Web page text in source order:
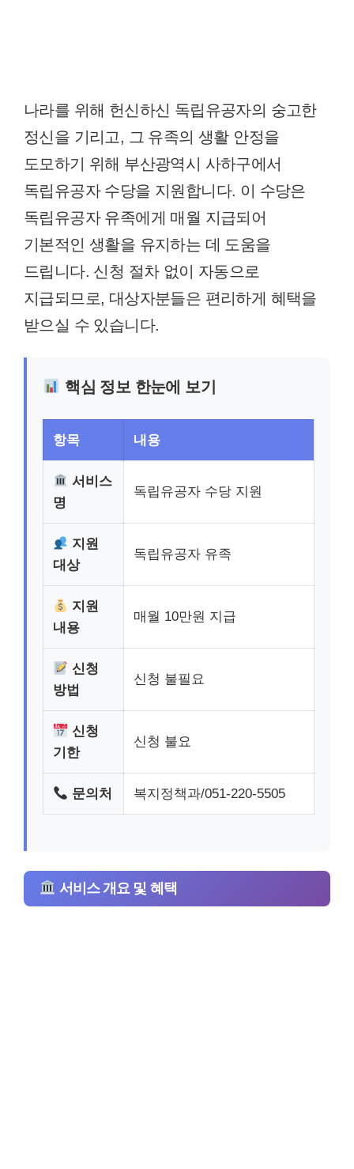
나라를 위해 헌신하신 독립유공자의 숭고한
정신을 기리고, 그 유족의 생활 안정을
도모하기 위해 부산광역시 사하구에서
독립유공자 수당을 지원합니다. 이 수당은
독립유공자 유족에게 매월 지급되어
기본적인 생활을 유지하는 데 도움을
드립니다. 신청 절차 없이 자동으로
지급되므로, 대상자분들은 편리하게 혜택을
받으실 수 있습니다.
핵심 정보 한눈에 보기
항목 내용
서비스
명
독립유공자 수당 지원
지원
대상
독립유공자 유족
지원
내용
매월 10만원 지급
신청
방법
신청 불필요
신청
기한
신청 불요
문의처 복지정책과/051-220-5505
서비스 개요 및 혜택